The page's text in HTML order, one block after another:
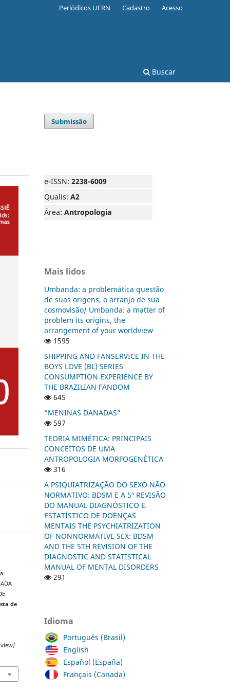
Buscar
Periódicos UFRN Cadastro Acesso
de
Submissão
e-ISSN: 2238-6009
Qualis: A2
Área: Antropologia
Mais lidos
Umbanda: a problemática questão
de suas origens, o arranjo de sua
cosmovisão/ Umbanda: a matter of
problem its origins, the
arrangement of your worldview
1595
SHIPPING AND FANSERVICE IN THE
BOYS LOVE (BL) SERIES
CONSUMPTION EXPERIENCE BY
THE BRAZILIAN FANDOM
645
“MENINAS DANADAS”
597
TEORIA MIMÉTICA: PRINCIPAIS
CONCEITOS DE UMA
ANTROPOLOGIA MORFOGENÉTICA
316
A PSIQUIATRIZAÇÃO DO SEXO NÃO
NORMATIVO: BDSM E A 5ª REVISÃO
DO MANUAL DIAGNÓSTICO E
ESTATÍSTICO DE DOENÇAS
MENTAIS THE PSYCHIATRIZATION
OF NONNORMATIVE SEX: BDSM
AND THE 5TH REVISION OF THE
DIAGNOSTIC AND STATISTICAL
MANUAL OF MENTAL DISORDERS
291
Idioma
Português (Brasil)
English
Español (España)
Français (Canada)